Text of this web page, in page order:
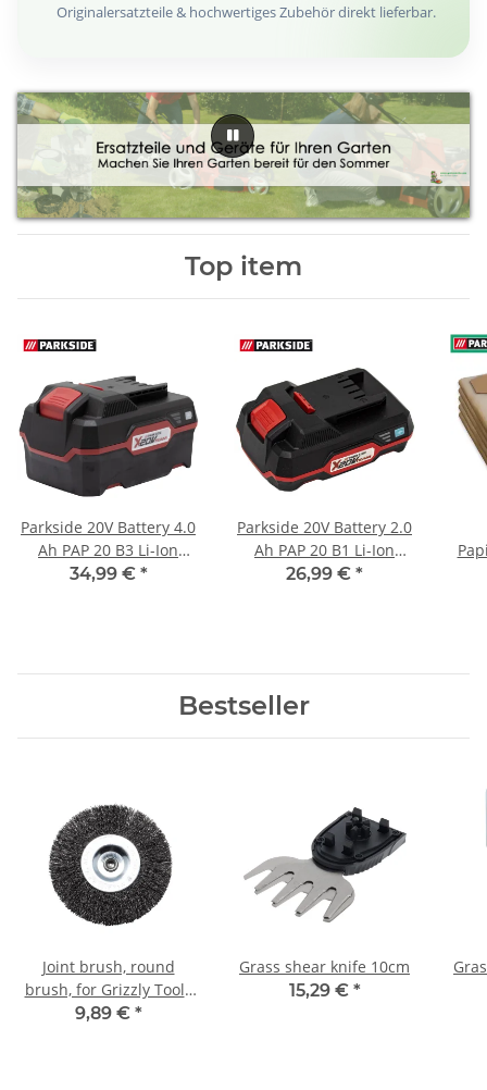
Originalersatzteile & hochwertiges Zubehör direkt lieferbar.
Top item
Parkside 20V Battery 4.0
Ah PAP 20 B3 Li-Ion
Battery EU for tools of
34,99 € *
Parkside 20V Battery 2.0
Ah PAP 20 B1 Li-Ion
Battery EU for all
26,99 € *
Bestseller
Joint brush, round
brush, for Grizzly Tools
Universal brush
9,89 € *
Grass shear knife 10cm
15,29 € *